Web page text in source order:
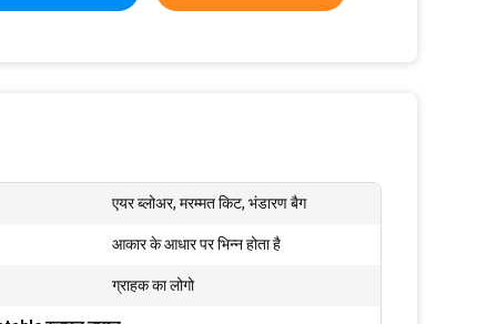
एयर ब्लोअर, मरम्मत किट, भंडारण बैग
आकार के आधार पर भिन्न होता है
ग्राहक का लोगो